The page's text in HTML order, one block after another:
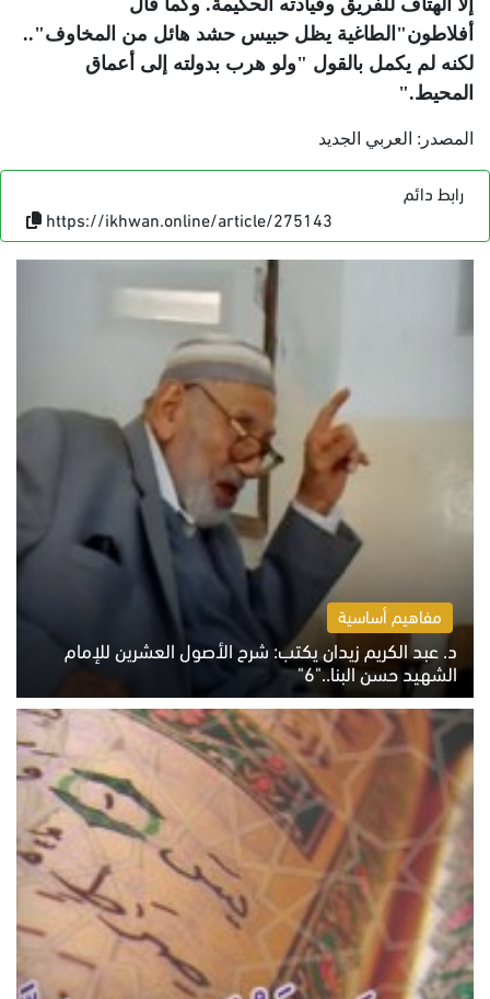
إلا الهتاف للفريق وقيادته الحكيمة. وكما قال
أفلاطون"الطاغية يظل حبيس حشد هائل من المخاوف"..
لكنه لم يكمل بالقول "ولو هرب بدولته إلى أعماق
المحيط".
المصدر: العربي الجديد
رابط دائم
https://ikhwan.online/article/275143
مفاهيم أساسية
د. عبد الكريم زيدان يكتب: شرح الأصول العشرين للإمام
الشهيد حسن البنا.."6"
الاثنين 10 أغسطس 2026 10:48 ص